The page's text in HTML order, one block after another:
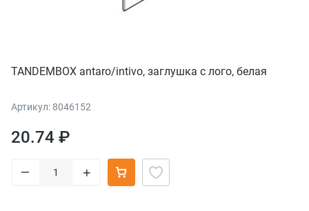
TANDEMBOX antaro/intivo, заглушка с лого, белая
Артикул: 8046152
20.74 ₽
– +